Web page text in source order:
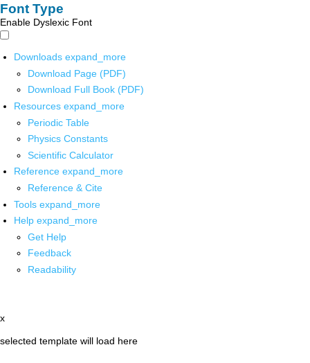
Font Type
Enable Dyslexic Font
Downloads expand_more
Download Page (PDF)
Download Full Book (PDF)
Resources expand_more
Periodic Table
Physics Constants
Scientific Calculator
Reference expand_more
Reference & Cite
Tools expand_more
Help expand_more
Get Help
Feedback
Readability
x
selected template will load here